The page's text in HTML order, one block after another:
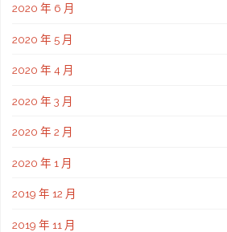
2020 年 6 月
2020 年 5 月
2020 年 4 月
2020 年 3 月
2020 年 2 月
2020 年 1 月
2019 年 12 月
2019 年 11 月